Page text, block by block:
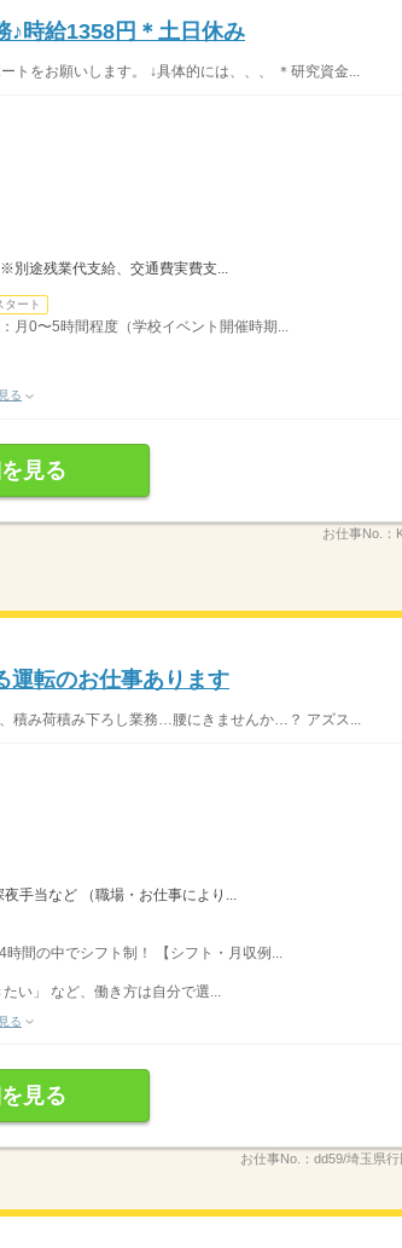
時給1358円＊土日休み
トをお願いします。 ↓具体的には、、、 ＊研究資金...
別途残業代支給、交通費実費支...
タート
月0〜5時間程度（学校イベント開催時期...
る
見る
お仕事No.：
運転のお仕事あります
積み荷積み下ろし業務…腰にきませんか…？ アズス...
手当など （職場・お仕事により...
間の中でシフト制！ 【シフト・月収例...
い」 など、働き方は自分で選...
る
見る
お仕事No.： dd59/埼玉県行